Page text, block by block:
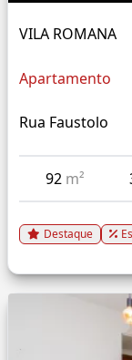
VILA ROMANA
Apartamento
Rua Faustolo
92 m²
Destaque